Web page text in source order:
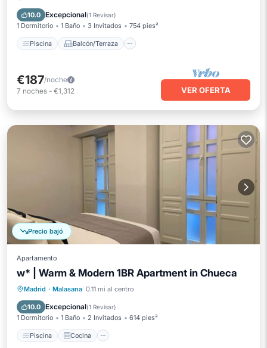
10.0 Excepcional(1 Revisar)
1 Dormitorio 1 Baño 3 Invitados 754 pies²
Piscina Balcón/Terraza
Aire acondicionado
€187/noche
7 noches - €1,312 VER OFERTA
Precio bajó
Apartamento
w* | Warm & Modern 1BR Apartment in Chueca
Madrid · Malasana 0.11 mi al centro
10.0 Excepcional(1 Revisar)
1 Dormitorio 1 Baño 2 Invitados 614 pies²
Piscina Cocina
Piscina Cocina
Apto para niños